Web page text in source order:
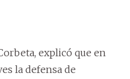
explicó que en
la defensa de